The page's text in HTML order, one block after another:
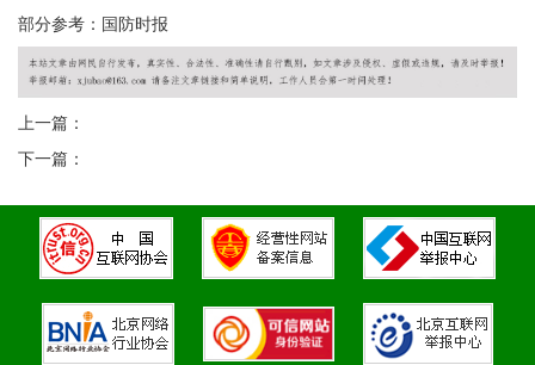
部分参考：国防时报
上一篇：
下一篇：